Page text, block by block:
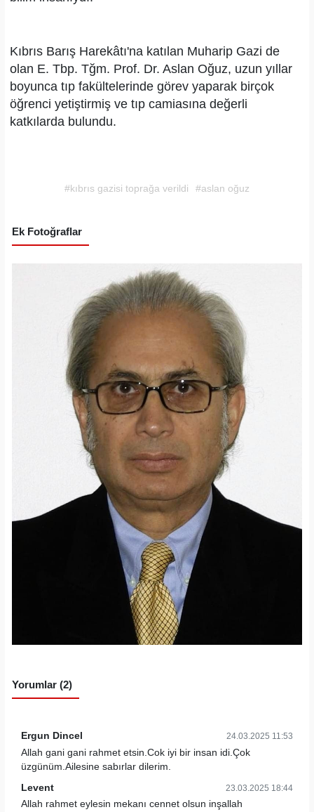
Kıbrıs Barış Harekâtı'na katılan Muharip Gazi de
olan E. Tbp. Tğm. Prof. Dr. Aslan Oğuz, uzun yıllar
boyunca tıp fakültelerinde görev yaparak birçok
öğrenci yetiştirmiş ve tıp camiasına değerli
katkılarda bulundu.
#kıbrıs gazisi toprağa verildi #aslan oğuz
Ek Fotoğraflar
Yorumlar (2)
Ergun Dincel 24.03.2025 11:53
Allah gani gani rahmet etsin.Cok iyi bir insan idi.Çok
üzgünüm.Ailesine sabırlar dilerim.
Levent 23.03.2025 18:44
Allah rahmet eylesin mekanı cennet olsun inşallah